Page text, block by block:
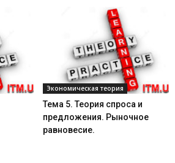
Экономическая теория
Тема 5. Теория спроса и
предложения. Рыночное
равновесие.